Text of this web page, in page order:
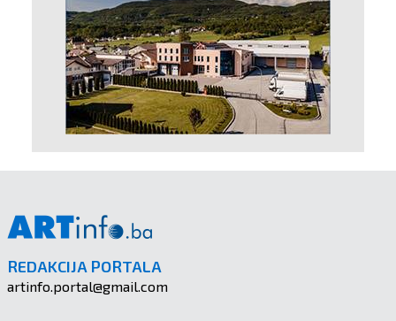
REDAKCIJA PORTALA
artinfo.portal@gmail.com